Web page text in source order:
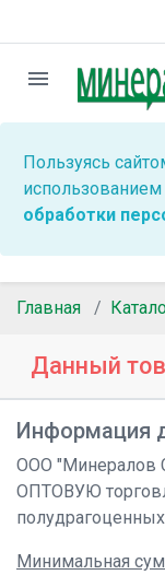
menu
Пользуясь
обработки
Главная
Данный
Информация
ООО "Минералов
ОПТОВУЮ
Минимальная